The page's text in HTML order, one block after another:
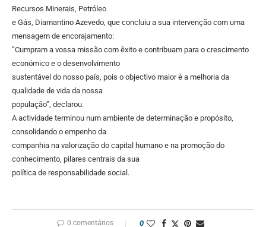
Recursos Minerais, Petróleo
e Gás, Diamantino Azevedo, que concluiu a sua intervenção com uma
mensagem de encorajamento:
“Cumpram a vossa missão com êxito e contribuam para o crescimento
económico e o desenvolvimento
sustentável do nosso país, pois o objectivo maior é a melhoria da
qualidade de vida da nossa
população”, declarou.
A actividade terminou num ambiente de determinação e propósito,
consolidando o empenho da
companhia na valorização do capital humano e na promoção do
conhecimento, pilares centrais da sua
política de responsabilidade social.
0 comentários 0